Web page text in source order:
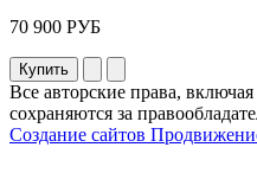
70 900 РУБ
Купить
Все авторские права,
сохраняются за
Создание сайтов